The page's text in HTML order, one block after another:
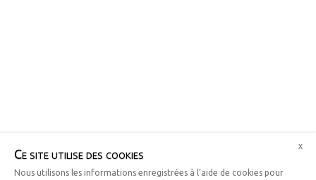
Ce site utilise des cookies
Nous utilisons les informations enregistrées à l’aide de cookies pour
x